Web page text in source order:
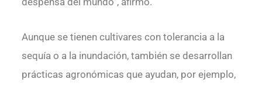
Aunque se tienen cultivares con tolerancia a la
sequía o a la inundación, también se desarrollan
prácticas agronómicas que ayudan, por ejemplo,